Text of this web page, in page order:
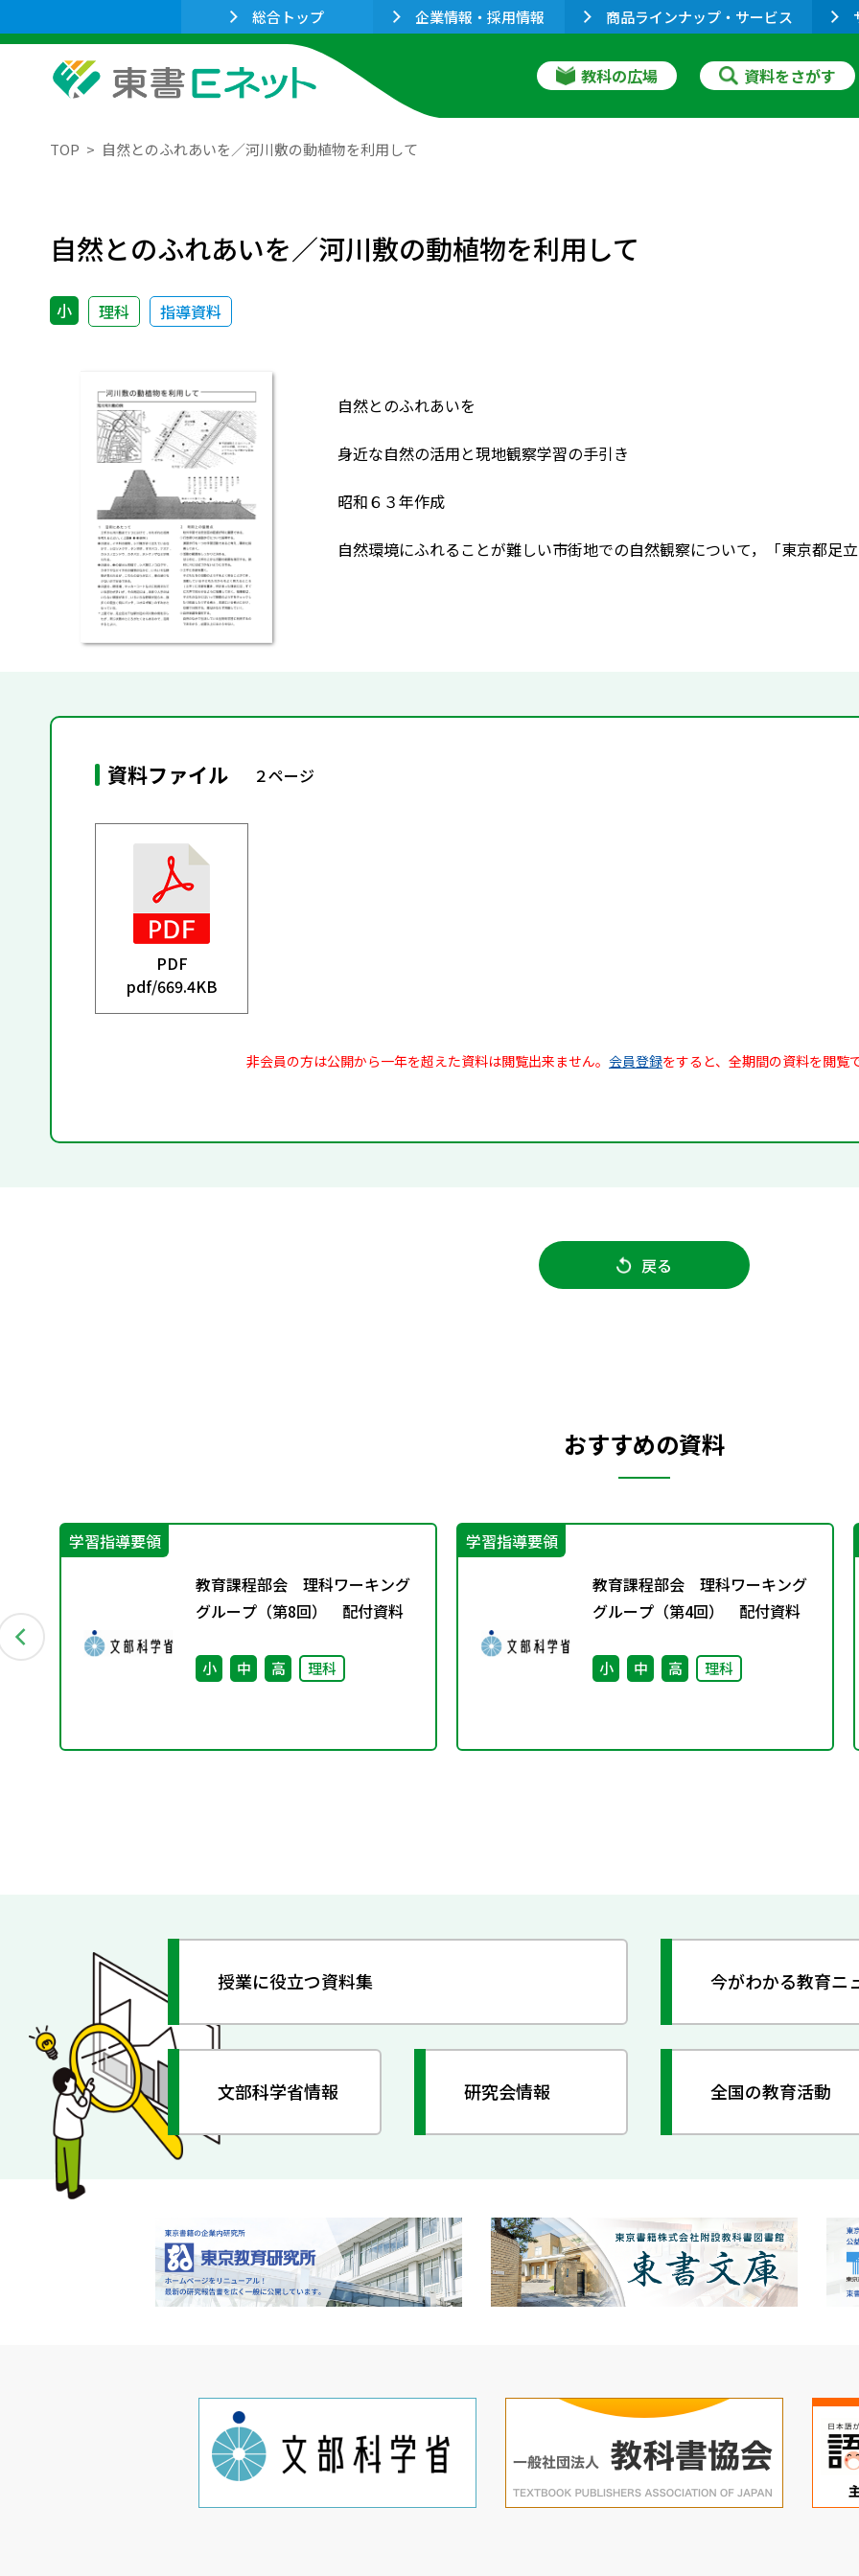
総合トップ 企業情報・採用情報 商品ラインナップ・サービス
教科の広場 資料をさがす
TOP 自然とのふれあいを／河川敷の動植物を利用して
自然とのふれあいを／河川敷の動植物を利用して
小 理科 指導資料
自然とのふれあいを
身近な自然の活用と現地観察学習の手引き
昭和６３年作成
自然環境にふれることが難しい市街地での自然観察について，「東京都足
資料ファイル ２ページ
PDF
pdf/669.4KB
非会員の方は公開から一年を超えた資料は閲覧出来ません。 会員登録をすると、全期間の資料を閲覧
戻る
おすすめの資料
料
学習指導要領
教育課程部会 理科ワーキング
グループ（第8回） 配付資料
小 中 高 理科
学習指導要領
教育課程部会 理科ワーキング
グループ（第4回） 配付資料
小 中 高 理科
授業に役立つ資料集 今がわかる教育ニ
文部科学省情報 研究会情報 全国の教育活動